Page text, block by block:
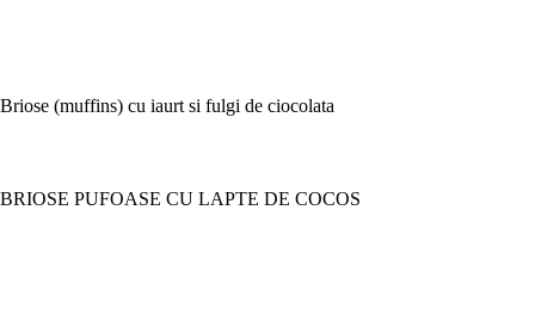
Briose (muffins) cu iaurt si fulgi de ciocolata
BRIOSE PUFOASE CU LAPTE DE COCOS